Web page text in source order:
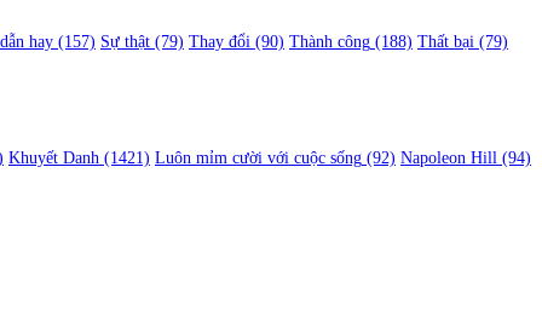
hay (157) Sự thật (79) Thay đổi (90) Thành công (188) Thất bại (79)
Khuyết Danh (1421) Luôn mỉm cười với cuộc sống (92) Napoleon Hill (94)